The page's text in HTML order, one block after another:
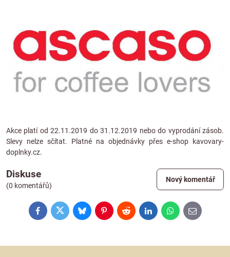
Akce platí od 22.11.2019 do 31.12.2019 nebo do vyprodání zásob.
Slevy nelze sčítat. Platné na objednávky přes e-shop
kavovary-
doplnky.cz.
Diskuse
(0 komentářů)
Nový komentář
FacebookTwitterBlueskyPinterestRedditLinkedInWhatsApp
E-
mail